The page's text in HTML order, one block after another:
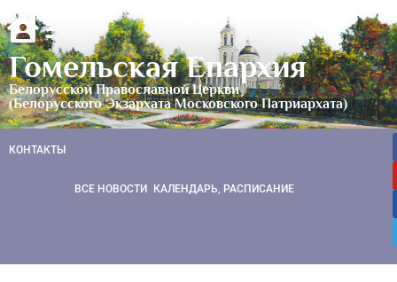
Гомельская Епархия
Белорусской Православной Церкви
(Белорусского Экзархата Московского Патриархата)
КОНТАКТЫ
ВСЕ НОВОСТИ КАЛЕНДАРЬ, РАСПИСАНИЕ